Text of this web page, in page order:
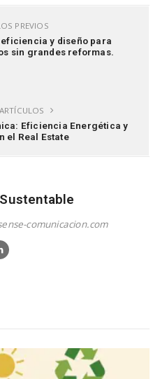
PREVIOS
eficiencia y diseño para
sin grandes reformas.
Eficiencia Energética y
el Real Estate
comunicacion.com